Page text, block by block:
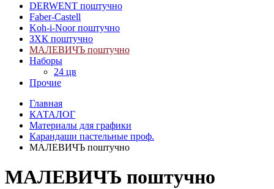
DERWENT поштучно
Faber-Castell
Koh-i-Noor поштучно
ЗХК поштучно
МАЛЕВИЧЪ поштучно
Наборы
24 цв
Прочие
Главная
КАТАЛОГ
Материалы для графики
Карандаши пастельные проф.
МАЛЕВИЧЪ поштучно
МАЛЕВИЧЪ поштучно